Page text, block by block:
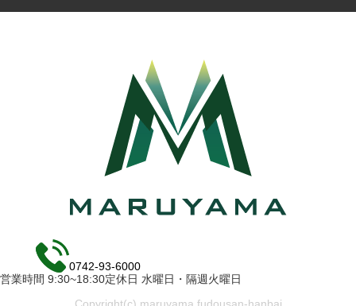
0742-93-6000
営業時間 9:30~18:30定休日 水曜日・隔週火曜日
Copyright(c) maruyama fudousan-hanbai